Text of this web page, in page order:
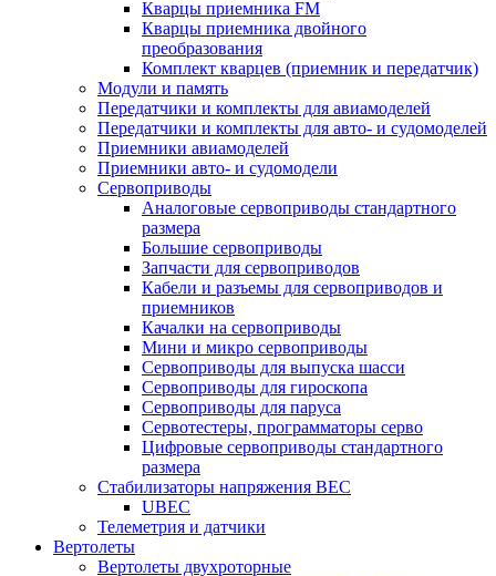
Кварцы приемника FM
Кварцы приемника двойного
преобразования
Комплект кварцев (приемник и передатчик)
Модули и память
Передатчики и комплекты для авиамоделей
Передатчики и комплекты для авто- и судомоделей
Приемники авиамоделей
Приемники авто- и судомодели
Сервоприводы
Аналоговые сервоприводы стандартного
размера
Большие сервоприводы
Запчасти для сервоприводов
Кабели и разъемы для сервоприводов и
приемников
Качалки на сервоприводы
Мини и микро сервоприводы
Сервоприводы для выпуска шасси
Сервоприводы для гироскопа
Сервоприводы для паруса
Сервотестеры, программаторы серво
Цифровые сервоприводы стандартного
размера
Стабилизаторы напряжения BEC
UBEC
Телеметрия и датчики
Вертолеты
Вертолеты двухроторные